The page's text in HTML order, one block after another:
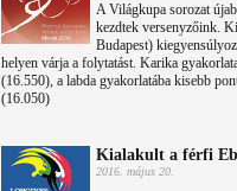
A Világkupa sorozat
kezdtek versenyzőink.
Budapest)
helyen várja a folytatást. Karika
(16.550), a labda gyakorlatába kisebb
(16.050)
Kialakult a férfi
2016. május 20.